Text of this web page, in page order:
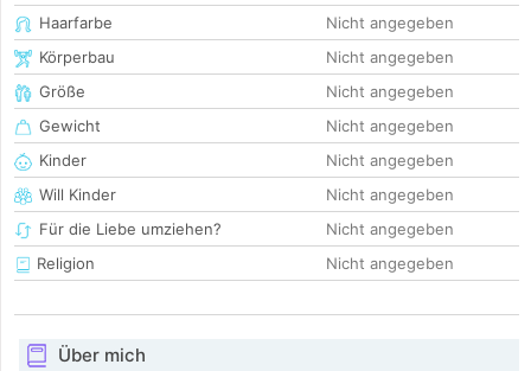
Haarfarbe
Nicht angegeben
Körperbau
Nicht angegeben
Größe
Nicht angegeben
Gewicht
Nicht angegeben
Kinder
Nicht angegeben
Will Kinder
Nicht angegeben
Für die Liebe umziehen?
Nicht angegeben
Religion
Nicht angegeben
Über mich